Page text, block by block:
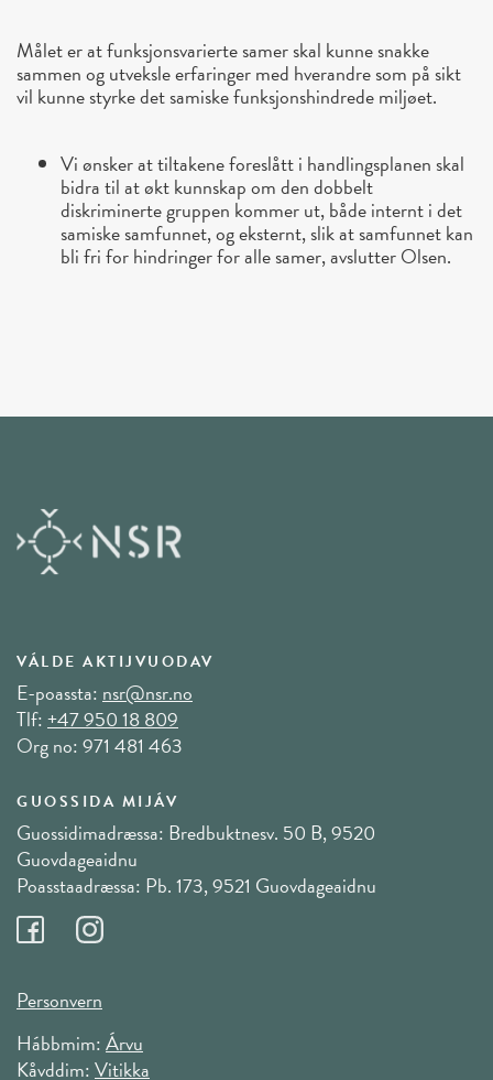
Målet er at funksjonsvarierte samer skal kunne snakke
sammen og utveksle erfaringer med hverandre som på sikt
vil kunne styrke det samiske funksjonshindrede miljøet.
Vi ønsker at tiltakene foreslått i handlingsplanen skal
bidra til at økt kunnskap om den dobbelt
diskriminerte gruppen kommer ut, både internt i det
samiske samfunnet, og eksternt, slik at samfunnet kan
bli fri for hindringer for alle samer, avslutter Olsen.
VÁLDE AKTIJVUODAV
E-poassta: nsr@nsr.no
Tlf:+47 950 18 809
Org no: 971 481 463
GUOSSIDA MIJÁV
Guossidimadræssa: Bredbuktnesv. 50 B, 9520
Guovdageaidnu
Poasstaadræssa: Pb. 173, 9521 Guovdageaidnu
Personvern
Hábbmim:Árvu
Kåvddim:Vitikka